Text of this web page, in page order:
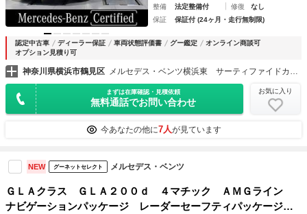
整備
法定整備付 修復
なし
保証
保証付 (24ヶ月・走行無制限)
認定中古車 ディーラー保証 車両状態評価書 グー鑑定
オンライン商談可
オプション見積り可
神奈川県横浜市鶴見区 メルセデス・ベンツ横浜東 サーティファイドカーセンター
まずは在庫確認・見積依頼
無料通話でお問い合わせ
お気に入り
今あなたの他に7人が見ています
NEW グーネットセレクト メルセデス・ベンツ
ＧＬＡクラス ＧＬＡ２００ｄ ４マチック ＡＭＧライン
ナビゲーションパッケージ レーダーセーフティパッケージ